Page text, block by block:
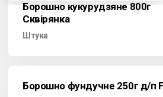
Борошно кукурудзяне 800г
Сквірянка
Штука
Борошно фундучне 250г д/п